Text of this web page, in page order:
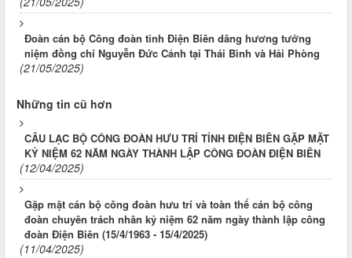
Đoàn cán bộ Công đoàn tỉnh Điện Biên dâng hương tưởng
niệm đồng chí Nguyễn Đức Cảnh tại Thái Bình và Hải Phòng
(21/05/2025)
Những tin cũ hơn
CÂU LẠC BỘ CÔNG ĐOÀN HƯU TRÍ TỈNH ĐIỆN BIÊN GẶP MẶT
KỶ NIỆM 62 NĂM NGÀY THÀNH LẬP CÔNG ĐOÀN ĐIỆN BIÊN
(12/04/2025)
Gặp mặt cán bộ công đoàn hưu trí và toàn thể cán bộ công
đoàn chuyên trách nhân kỷ niệm 62 năm ngày thành lập công
đoàn Điện Biên (15/4/1963 - 15/4/2025)
(11/04/2025)